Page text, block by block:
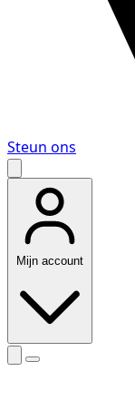
Steun ons
Mijn account